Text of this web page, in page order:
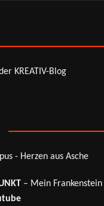
KREATIV-Blog
– Mein Frankenstein